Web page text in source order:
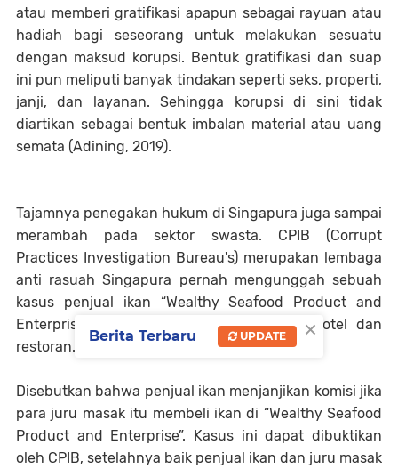
atau memberi gratifikasi apapun sebagai rayuan atau
hadiah bagi seseorang untuk melakukan sesuatu
dengan maksud korupsi. Bentuk gratifikasi dan suap
ini pun meliputi banyak tindakan seperti seks, properti,
janji, dan layanan. Sehingga korupsi di sini tidak
diartikan sebagai bentuk imbalan material atau uang
semata (Adining, 2019).
Tajamnya penegakan hukum di Singapura juga sampai
merambah pada sektor swasta. CPIB (Corrupt
Practices Investigation Bureau's) merupakan lembaga
anti rasuah Singapura pernah mengunggah sebuah
kasus penjual ikan “Wealthy Seafood Product and
Enterprise” dan juru masak di beberapa hotel dan
restoran.
Disebutkan bahwa penjual ikan menjanjikan komisi jika
para juru masak itu membeli ikan di “Wealthy Seafood
Product and Enterprise”. Kasus ini dapat dibuktikan
oleh CPIB, setelahnya baik penjual ikan dan juru masak
×
Berita Terbaru UPDATE